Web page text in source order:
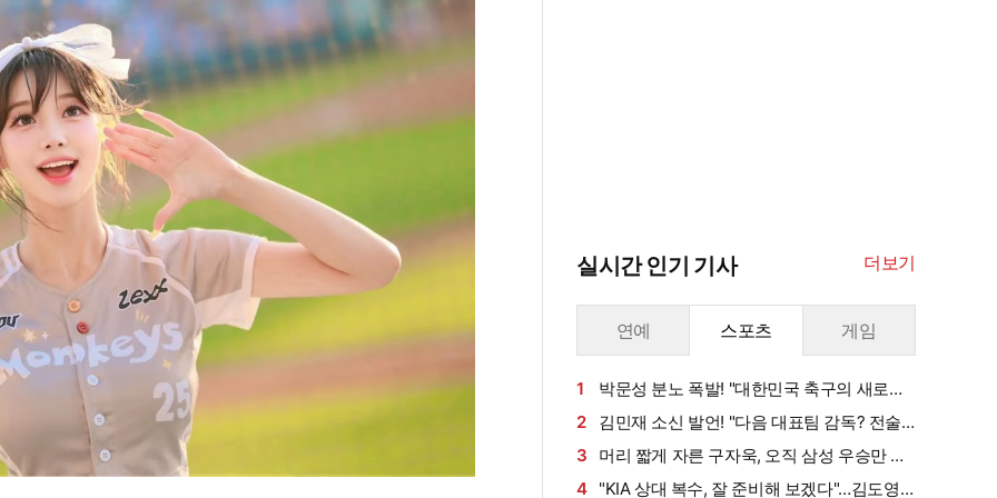
실시간 인기 기사 더보기
연예 스포츠 게임
1
박문성 분노 폭발! "대한민국 축구의 새로운
헬게이트"…축구협회 심판 성접대 보도에 화났
다 "이거 국제 문제로 비화될 수 있어"
2
김민재 소신 발언! "다음 대표팀 감독? 전술
확실한 분이 오셨으면"…'남아공전 무전술 대참
사' 아직도 생생한데
3
머리 짧게 자른 구자욱, 오직 삼성 우승만 생
각한다…"나부터 더 집중하겠다는 의미" [대구
4 "KIA 상대 복수, 잘 준비해 보겠다"…김도영